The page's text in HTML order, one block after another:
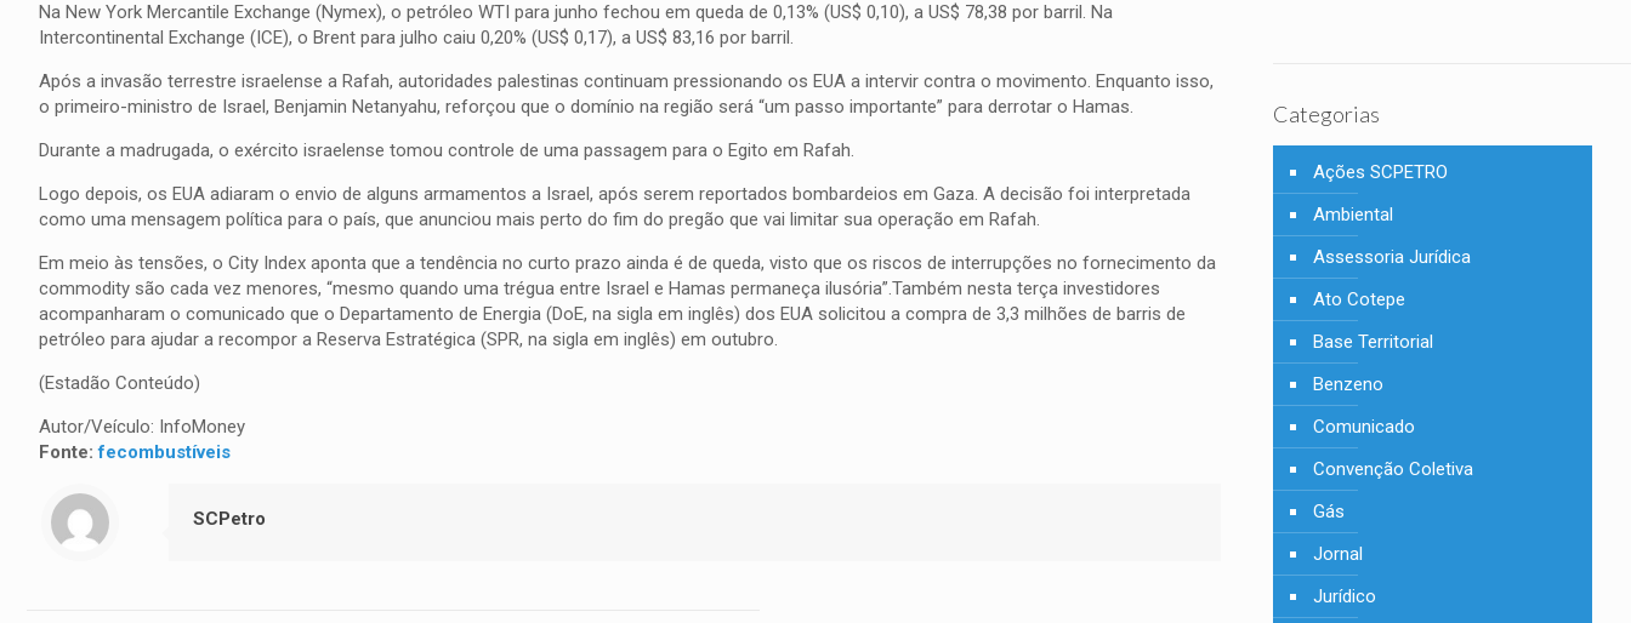
Na New York Mercantile Exchange (Nymex), o petróleo WTI para junho fechou em queda de 0,13% (US$ 0,10), a US$ 78,38 por barril. Na
Intercontinental Exchange (ICE), o Brent para julho caiu 0,20% (US$ 0,17), a US$ 83,16 por barril.
Após a invasão terrestre israelense a Rafah, autoridades palestinas continuam pressionando os EUA a intervir contra o movimento. Enquanto isso,
o primeiro-ministro de Israel, Benjamin Netanyahu, reforçou que o domínio na região será “um passo importante” para derrotar o Hamas.
Durante a madrugada, o exército israelense tomou controle de uma passagem para o Egito em Rafah.
Logo depois, os EUA adiaram o envio de alguns armamentos a Israel, após serem reportados bombardeios em Gaza. A decisão foi interpretada
como uma mensagem política para o país, que anunciou mais perto do fim do pregão que vai limitar sua operação em Rafah.
Em meio às tensões, o City Index aponta que a tendência no curto prazo ainda é de queda, visto que os riscos de interrupções no fornecimento da
commodity são cada vez menores, “mesmo quando uma trégua entre Israel e Hamas permaneça ilusória”.Também nesta terça investidores
acompanharam o comunicado que o Departamento de Energia (DoE, na sigla em inglês) dos EUA solicitou a compra de 3,3 milhões de barris de
petróleo para ajudar a recompor a Reserva Estratégica (SPR, na sigla em inglês) em outubro.
(Estadão Conteúdo)
Autor/Veículo: InfoMoney
Fonte:fecombustíveis
SCPetro
Categorias
Ações SCPETRO
Ambiental
Assessoria Jurídica
Ato Cotepe
Base Territorial
Benzeno
Comunicado
Convenção Coletiva
Gás
Jornal
Jurídico